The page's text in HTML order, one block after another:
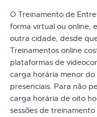
O Treinamento de
forma virtual ou online,
outra cidade, desde
Treinamentos online
plataformas de
carga horária menor
presenciais. Para não
carga horária de oito
sessões de